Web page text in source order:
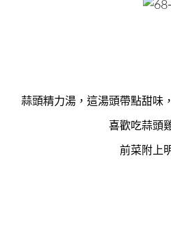
蒜頭精力湯，這湯頭帶點甜味
喜歡吃蒜頭
前菜附上